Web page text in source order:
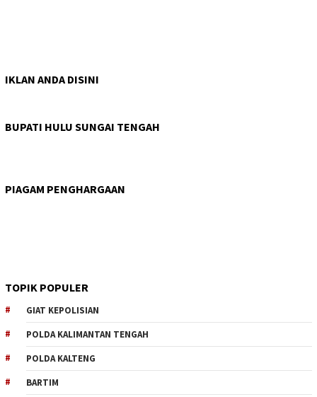
IKLAN ANDA DISINI
BUPATI HULU SUNGAI TENGAH
PIAGAM PENGHARGAAN
TOPIK POPULER
GIAT KEPOLISIAN
POLDA KALIMANTAN TENGAH
POLDA KALTENG
BARTIM